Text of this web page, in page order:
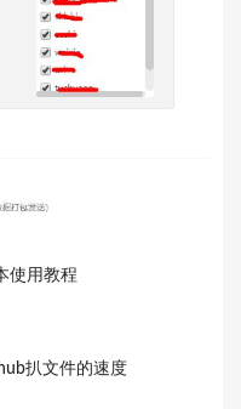
使用教程
扒文件的速度